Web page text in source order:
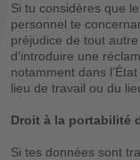
Si tu considères que
personnel te
préjudice de tout
d’introduire une
notamment dans
lieu de travail ou du
Droit à la portabilité
Si tes données sont